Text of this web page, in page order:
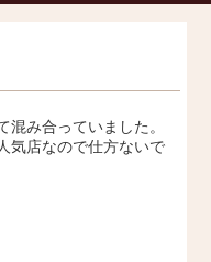
混み合っていました。
気店なので仕方ないで